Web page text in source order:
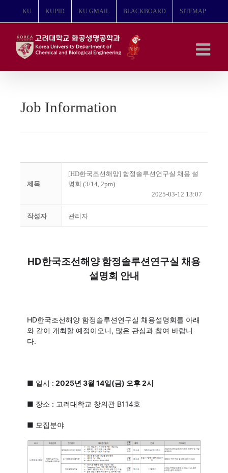
뛰
KU KUPID KU GMAIL BLACKBOARD SITEMAP
Job Information
제목
[HD한국조선해양] 함정솔루션연구실 채용 설
명회 (3/14, 2pm)
2025-03-12 13:07
작성자 관리자
HD한국조선해양 함정솔루션연구실 채용
설명회 안내
HD한국조선해양 함정솔루션연구실 채용설명회를 아래
와 같이 개최할 예정이오니, 많은 관심과 참여 바랍니
다.
■ 일시 : 2025년 3월 14일(금) 오후 2시
■ 장소 : 고려대학교 창의관 B114호
■ 모집분야